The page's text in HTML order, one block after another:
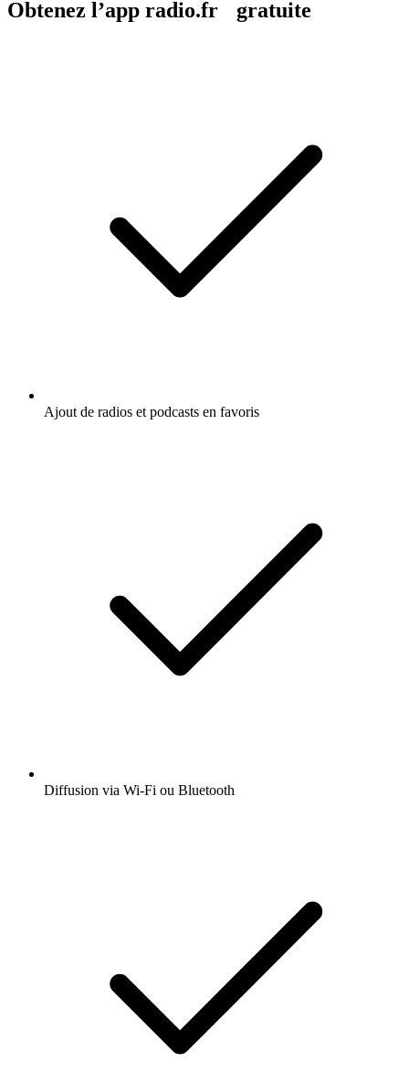
Obtenez l’app radio.fr gratuite
Ajout de radios et podcasts en favoris
Diffusion via Wi-Fi ou Bluetooth